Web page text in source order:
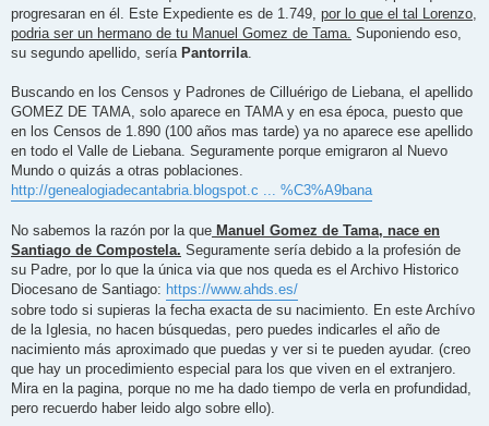
progresaran en él. Este Expediente es de 1.749, por lo que el tal Lorenzo,
podria ser un hermano de tu Manuel Gomez de Tama. Suponiendo eso,
su segundo apellido, sería Pantorrila
Buscando en los Censos y Padrones de Cilluérigo de Liebana, el apellido
GOMEZ DE TAMA, solo aparece en TAMA y en esa época, puesto que
en los Censos de 1.890 (100 años mas tarde) ya no aparece ese apellido
en todo el Valle de Liebana. Seguramente porque emigraron al Nuevo
Mundo o quizás a otras poblaciones.
http://genealogiadecantabria.blogspot.c ... %C3%A9bana
No sabemos la razón por la que Manuel Gomez de Tama, nace en
Santiago de Compostela. Seguramente sería debido a la profesión de
su Padre, por lo que la única via que nos queda es el Archivo Historico
Diocesano de Santiago: https://www.ahds.es/
sobre todo si supieras la fecha exacta de su nacimiento. En este Archívo
de la Iglesia, no hacen búsquedas, pero puedes indicarles el año de
nacimiento más aproximado que puedas y ver si te pueden ayudar. (creo
que hay un procedimiento especial para los que viven en el extranjero.
Mira en la pagina, porque no me ha dado tiempo de verla en profundidad,
pero recuerdo haber leido algo sobre ello).